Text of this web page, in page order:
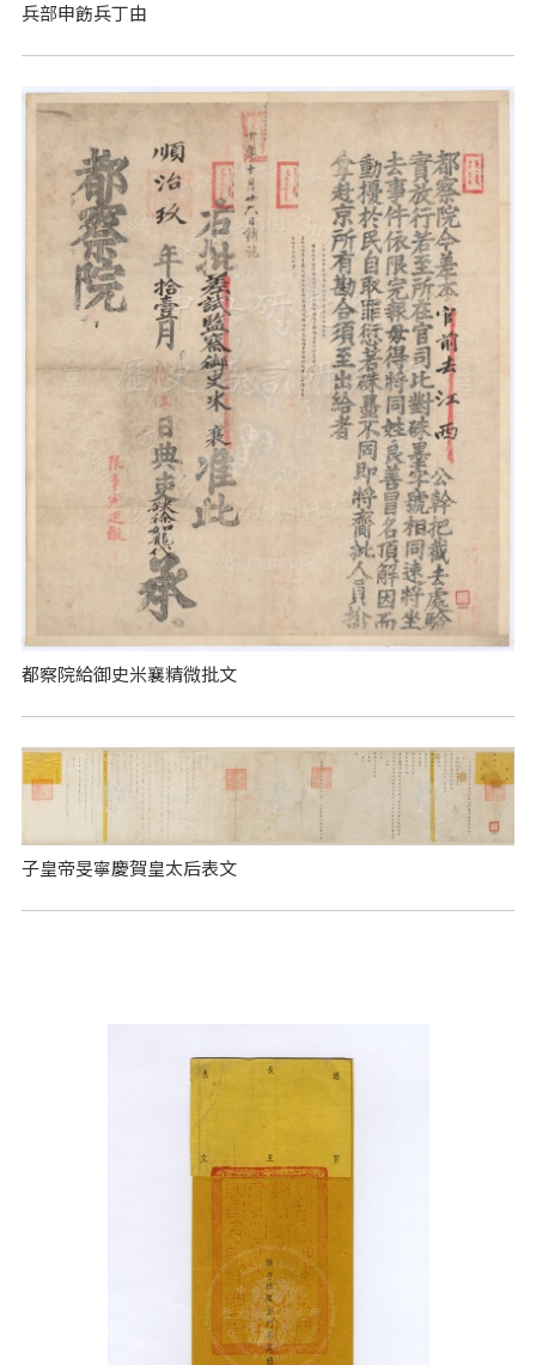
兵部申飭兵丁由
都察院給御史米襄精微批文
子皇帝旻寧慶賀皇太后表文